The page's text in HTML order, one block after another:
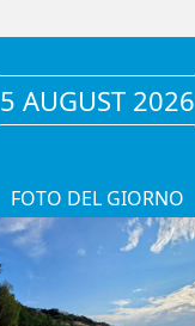
5 AUGUST 2026
FOTO DEL GIORNO